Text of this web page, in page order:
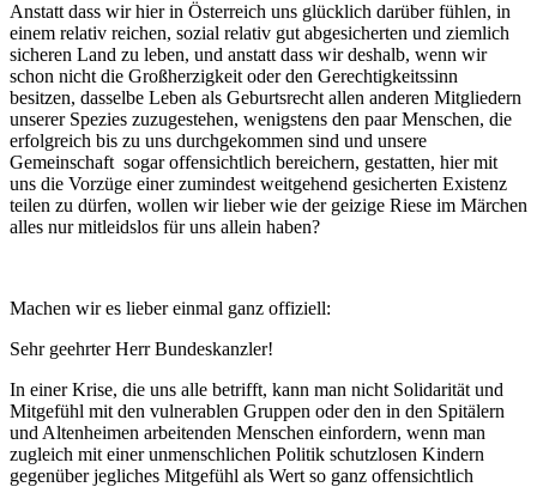
Anstatt dass wir hier in Österreich uns glücklich darüber fühlen, in
einem relativ reichen, sozial relativ gut abgesicherten und ziemlich
sicheren Land zu leben, und anstatt dass wir deshalb, wenn wir
schon nicht die Großherzigkeit oder den Gerechtigkeitssinn
besitzen, dasselbe Leben als Geburtsrecht allen anderen Mitgliedern
unserer Spezies zuzugestehen, wenigstens den paar Menschen, die
erfolgreich bis zu uns durchgekommen sind und unsere
Gemeinschaft sogar offensichtlich bereichern, gestatten, hier mit
uns die Vorzüge einer zumindest weitgehend gesicherten Existenz
teilen zu dürfen, wollen wir lieber wie der geizige Riese im Märchen
alles nur mitleidslos für uns allein haben?
Machen wir es lieber einmal ganz offiziell:
Sehr geehrter Herr Bundeskanzler!
In einer Krise, die uns alle betrifft, kann man nicht Solidarität und
Mitgefühl mit den vulnerablen Gruppen oder den in den Spitälern
und Altenheimen arbeitenden Menschen einfordern, wenn man
zugleich mit einer unmenschlichen Politik schutzlosen Kindern
gegenüber jegliches Mitgefühl als Wert so ganz offensichtlich